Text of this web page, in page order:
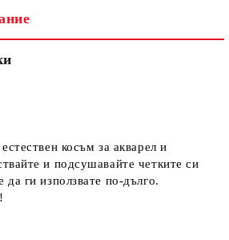
косъм за акварел и
и подсушавайте четките си
ги използвате по-дълго.